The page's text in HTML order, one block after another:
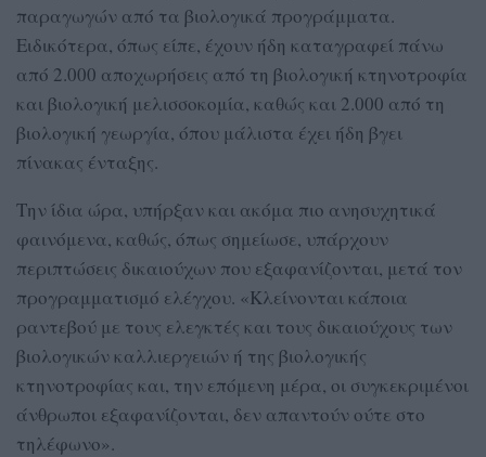
παραγωγών από τα βιολογικά προγράμματα.
Ειδικότερα, όπως είπε, έχουν ήδη καταγραφεί πάνω
από 2.000 αποχωρήσεις από τη βιολογική κτηνοτροφία
και βιολογική μελισσοκομία, καθώς και 2.000 από τη
βιολογική γεωργία, όπου μάλιστα έχει ήδη βγει
πίνακας ένταξης.
Την ίδια ώρα, υπήρξαν και ακόμα πιο ανησυχητικά
φαινόμενα, καθώς, όπως σημείωσε, υπάρχουν
περιπτώσεις δικαιούχων που εξαφανίζονται, μετά τον
προγραμματισμό ελέγχου. «Κλείνονται κάποια
ραντεβού με τους ελεγκτές και τους δικαιούχους των
βιολογικών καλλιεργειών ή της βιολογικής
κτηνοτροφίας και, την επόμενη μέρα, οι συγκεκριμένοι
άνθρωποι εξαφανίζονται, δεν απαντούν ούτε στο
τηλέφωνο».